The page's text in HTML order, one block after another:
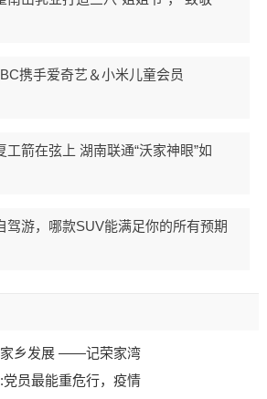
携手爱奇艺＆小米儿童会员
工箭在弦上 湖南联通“沃家神眼”如
驾游，哪款SUV能满足你的所有预期
家乡发展 ——记荣家湾
员最能重危行，疫情